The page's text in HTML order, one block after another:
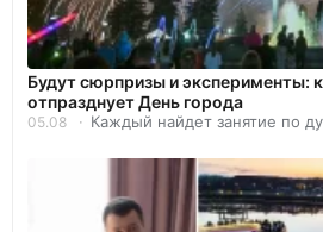
Будут сюрпризы и эксперименты:
отпразднует День города
05.08 Каждый найдет занятие по